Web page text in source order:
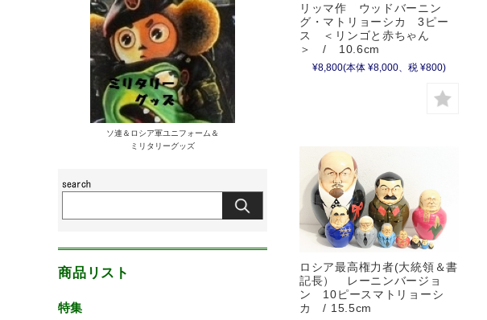
リッマ作 ウッドバーニン
グ・マトリョーシカ 3ピー
ス ＜リンゴと赤ちゃん
＞ / 10.6cm
¥8,800(本体 ¥8,000、税 ¥800)
ロシア最高権力者(大統領＆書
記長） レーニンバージョ
ン 10ピースマトリョーシ
カ / 15.5cm
ソ連＆ロシア軍ユニフォーム＆
ミリタリーグッズ
商品リスト
特集